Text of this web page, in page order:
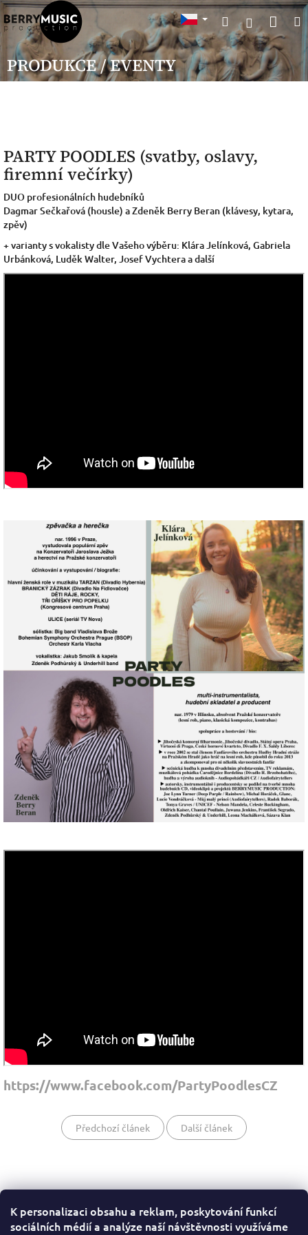
K personalizaci obsahu a reklam, poskytování funkcí
sociálních médií a analýze naší návštěvnosti využíváme
Přejít
na
obsah
HledatPřihlášení
PRODUKCE / EVENTY
PARTY POODLES (svatby, oslavy,
firemní večírky)
DUO profesionálních hudebníků
Dagmar Sečkařová (housle) a Zdeněk Berry Beran (klávesy, kytara,
zpěv)
+ varianty s vokalisty dle Vašeho výběru: Klára Jelínková, Gabriela
Urbánková, Luděk Walter, Josef Vychtera a další
https://www.facebook.com/PartyPoodlesCZ
Předchozí článek Další článek
Všeobecné obchodní podmínky Podmínky ochrany osobních údajů